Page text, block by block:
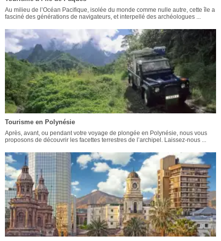
Au milieu de l’Océan Pacifique, isolée du monde comme nulle autre, cette île a
fasciné des générations de navigateurs, et interpellé des archéologues ...
Tourisme en Polynésie
Après, avant, ou pendant votre voyage de plongée en Polynésie, nous vous
proposons de découvrir les facettes terrestres de l’archipel. Laissez-nous ...